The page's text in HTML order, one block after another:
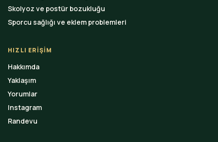
Skolyoz ve postür bozukluğu
Sporcu sağlığı ve eklem problemleri
HIZLI ERIŞIM
Hakkımda
Yaklaşım
Yorumlar
Instagram
Randevu